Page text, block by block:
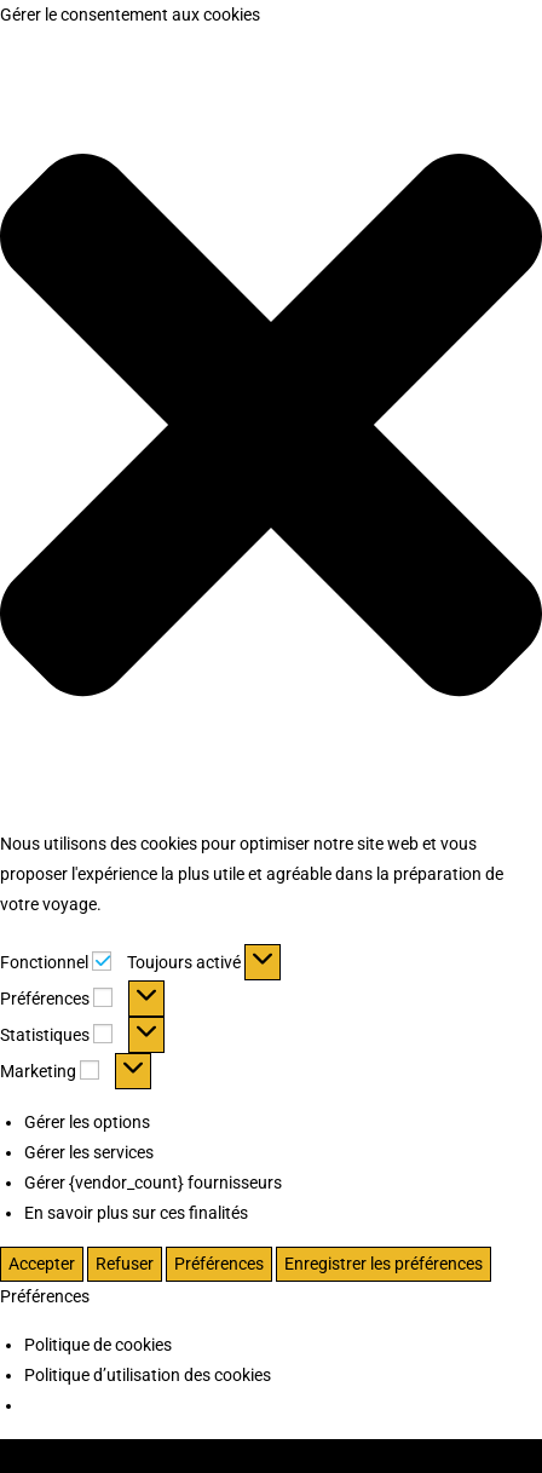
Gérer le consentement aux cookies
Nous utilisons des cookies pour optimiser notre site web et vous
proposer l'expérience la plus utile et agréable dans la préparation de
votre voyage.
Fonctionnel Fonctionnel
Toujours activé
Préférences
Préférences
Statistiques Statistiques
Marketing Marketing
Gérer les options
Gérer les services
Gérer {vendor_count} fournisseurs
En savoir plus sur ces finalités
Accepter Refuser Préférences
Enregistrer les préférences
Préférences
Politique de cookies
Politique d’utilisation des cookies